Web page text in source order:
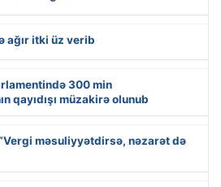
ağır itki üz verib
300 min
qayıdışı müzakirə olunub
məsuliyyətdirsə, nəzarət də